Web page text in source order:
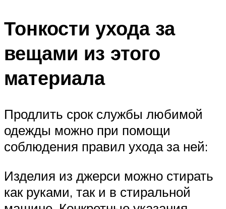
Тонкости ухода за
вещами из этого
материала
Продлить срок службы любимой
одежды можно при помощи
соблюдения правил ухода за ней:
Изделия из джерси можно стирать
как руками, так и в стиральной